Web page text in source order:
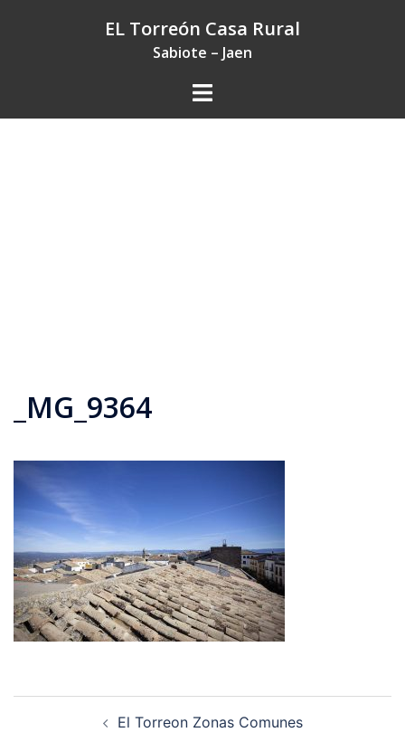
EL Torreón Casa Rural
Sabiote – Jaen
_MG_9364
NavegaciónEl Torreon Zonas Comunes